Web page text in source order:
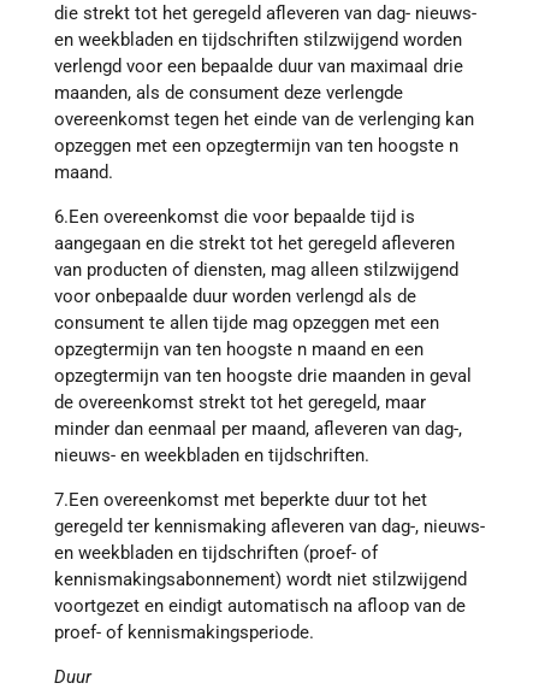
die strekt tot het geregeld afleveren van dag- nieuws-
en weekbladen en tijdschriften stilzwijgend worden
verlengd voor een bepaalde duur van maximaal drie
maanden, als de consument deze verlengde
overeenkomst tegen het einde van de verlenging kan
opzeggen met een opzegtermijn van ten hoogste n
maand.
6.Een overeenkomst die voor bepaalde tijd is
aangegaan en die strekt tot het geregeld afleveren
van producten of diensten, mag alleen stilzwijgend
voor onbepaalde duur worden verlengd als de
consument te allen tijde mag opzeggen met een
opzegtermijn van ten hoogste n maand en een
opzegtermijn van ten hoogste drie maanden in geval
de overeenkomst strekt tot het geregeld, maar
minder dan eenmaal per maand, afleveren van dag-,
nieuws- en weekbladen en tijdschriften.
7.Een overeenkomst met beperkte duur tot het
geregeld ter kennismaking afleveren van dag-, nieuws-
en weekbladen en tijdschriften (proef- of
kennismakingsabonnement) wordt niet stilzwijgend
voortgezet en eindigt automatisch na afloop van de
proef- of kennismakingsperiode.
Duur